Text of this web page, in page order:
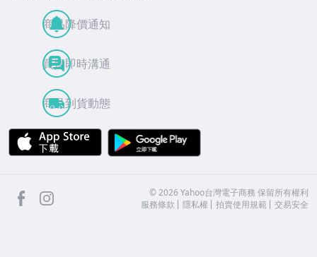
商品降價通知
買賣即時溝通
商品到貨動態
APP Store
facebook ©2026 Yahoo台灣電子商務 保留所有權利
服務條款
隱私權 拍賣使用規範 交易安全